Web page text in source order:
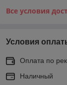
Все условия
Условия
Оплата по
Наличный